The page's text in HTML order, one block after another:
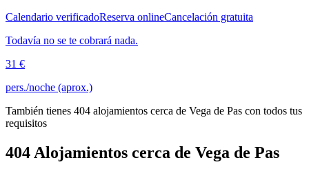
Calendario verificadoReserva onlineCancelación gratuita
Todavía no se te cobrará nada.
31 €
pers./noche (aprox.)
También tienes 404 alojamientos cerca de Vega de Pas con todos tus
requisitos
404 Alojamientos cerca de Vega de Pas